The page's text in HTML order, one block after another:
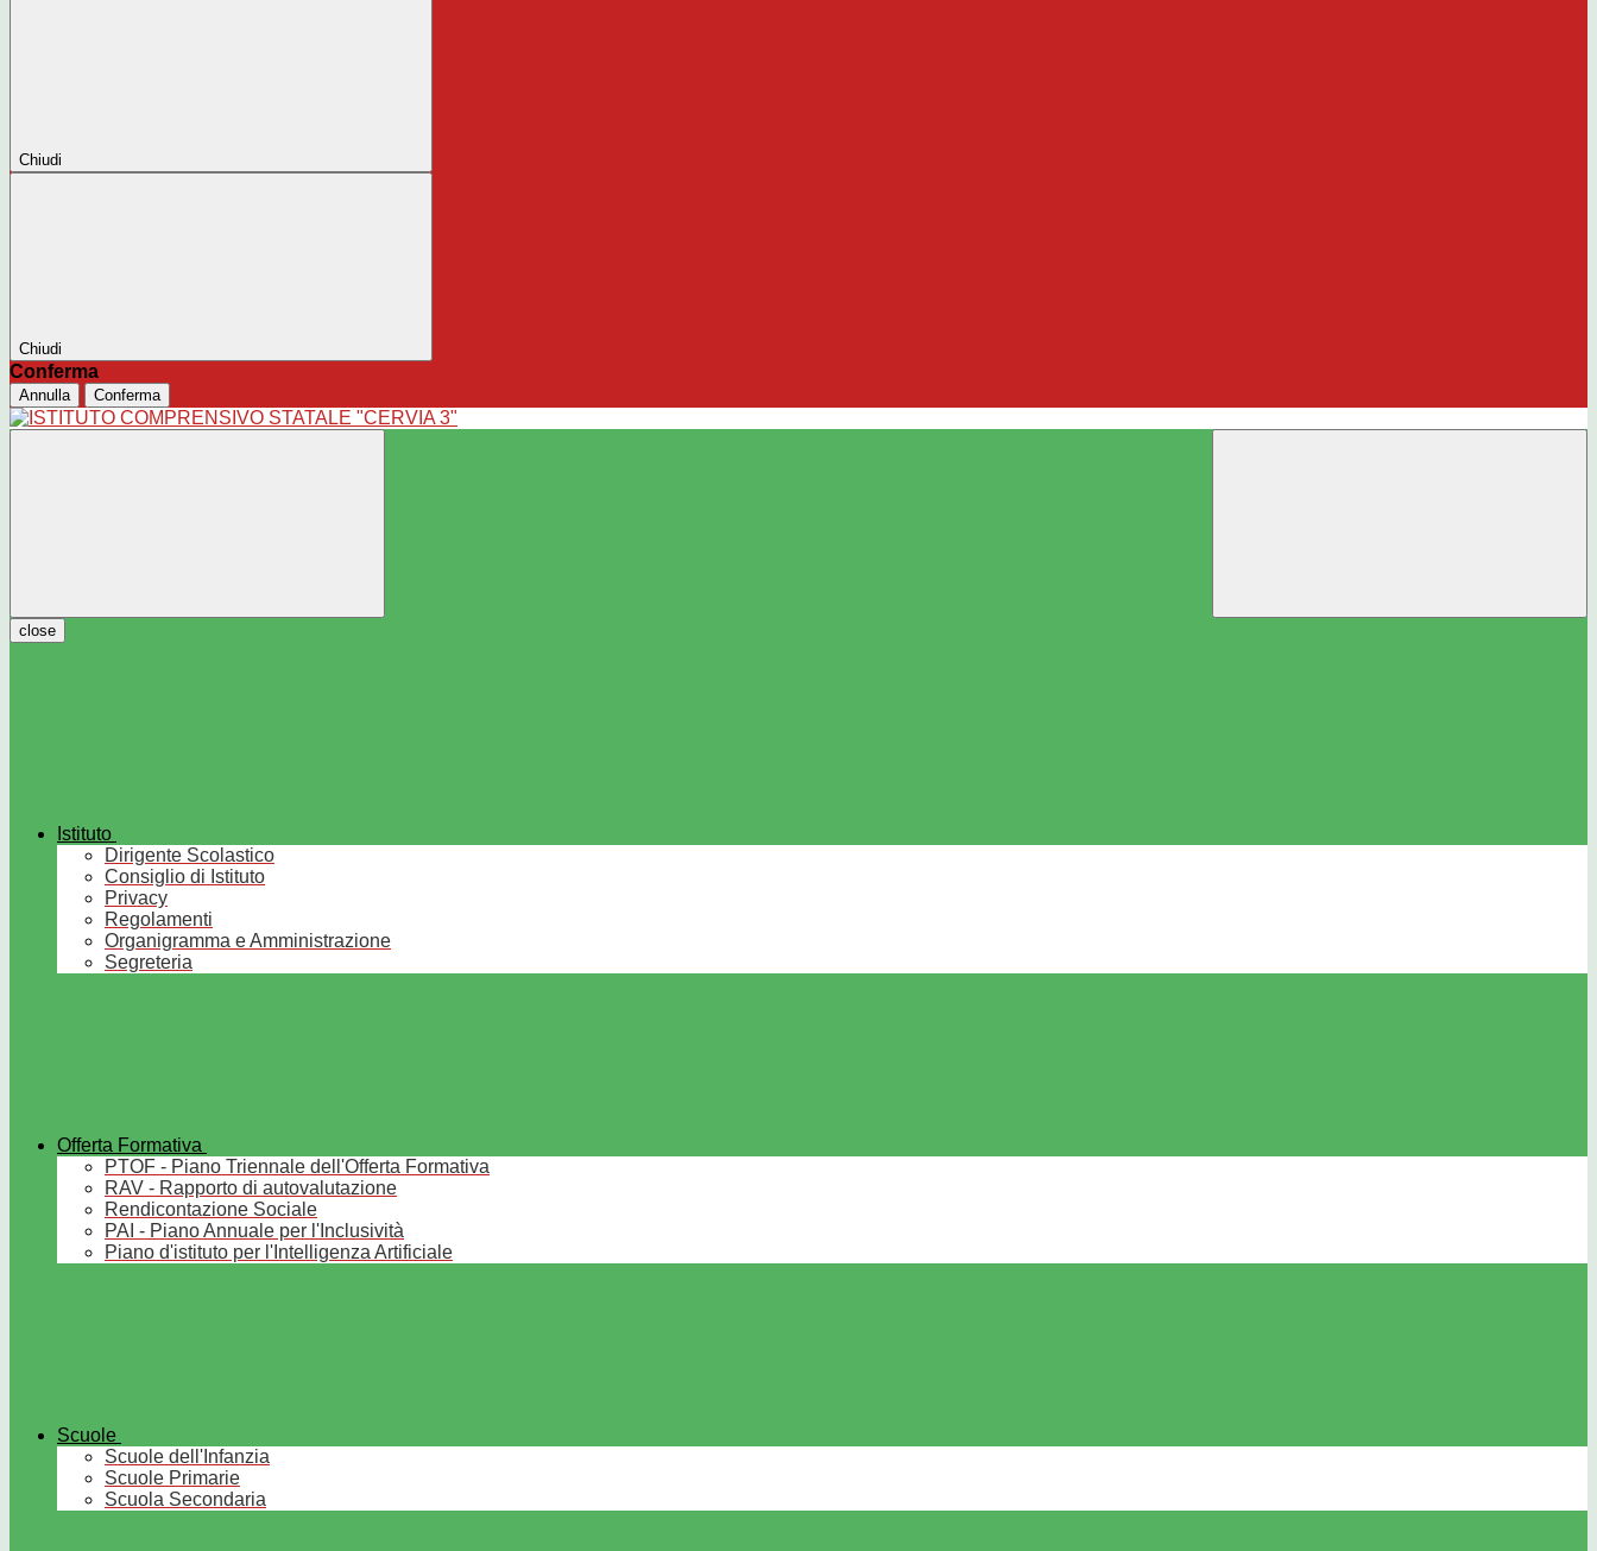
Chiudi
Chiudi
Conferma
Annulla Conferma
close
Istituto
Dirigente Scolastico
Consiglio di Istituto
Privacy
Regolamenti
Organigramma e Amministrazione
Segreteria
Offerta Formativa
PTOF - Piano Triennale dell'Offerta Formativa
RAV - Rapporto di autovalutazione
Rendicontazione Sociale
PAI - Piano Annuale per l'Inclusività
Piano d'istituto per l'Intelligenza Artificiale
Scuole
Scuole dell'Infanzia
Scuole Primarie
Scuola Secondaria